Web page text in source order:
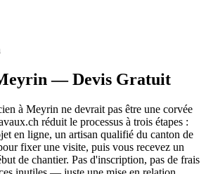
— Devis Gratuit
à Meyrin ne devrait pas être une corvée
réduit le processus à trois étapes :
en ligne, un artisan qualifié du canton de
fixer une visite, puis vous recevez un
de chantier. Pas d'inscription, pas de frais